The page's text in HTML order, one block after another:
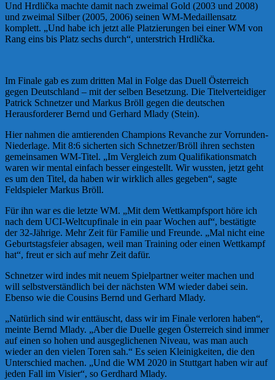
Und Hrdlička machte damit nach zweimal Gold (2003 und 2008)
und zweimal Silber (2005, 2006) seinen WM-Medaillensatz
komplett. „Und habe ich jetzt alle Platzierungen bei einer WM von
Rang eins bis Platz sechs durch“, unterstrich Hrdlička.
Im Finale gab es zum dritten Mal in Folge das Duell Österreich
gegen Deutschland – mit der selben Besetzung. Die Titelverteidiger
Patrick Schnetzer und Markus Bröll gegen die deutschen
Herausforderer Bernd und Gerhard Mlady (Stein).
Hier nahmen die amtierenden Champions Revanche zur Vorrunden-
Niederlage. Mit 8:6 sicherten sich Schnetzer/Bröll ihren sechsten
gemeinsamen WM-Titel. „Im Vergleich zum Qualifikationsmatch
waren wir mental einfach besser eingestellt. Wir wussten, jetzt geht
es um den Titel, da haben wir wirklich alles gegeben“, sagte
Feldspieler Markus Bröll.
Für ihn war es die letzte WM. „Mit dem Wettkampfsport höre ich
nach dem UCI-Weltcupfinale in ein paar Wochen auf“, bestätigte
der 32-Jährige. Mehr Zeit für Familie und Freunde. „Mal nicht eine
Geburtstagsfeier absagen, weil man Training oder einen Wettkampf
hat“, freut er sich auf mehr Zeit dafür.
Schnetzer wird indes mit neuem Spielpartner weiter machen und
will selbstverständlich bei der nächsten WM wieder dabei sein.
Ebenso wie die Cousins Bernd und Gerhard Mlady.
„Natürlich sind wir enttäuscht, dass wir im Finale verloren haben“,
meinte Bernd Mlady. „Aber die Duelle gegen Österreich sind immer
auf einen so hohen und ausgeglichenen Niveau, was man auch
wieder an den vielen Toren sah.“ Es seien Kleinigkeiten, die den
Unterschied machen. „Und die WM 2020 in Stuttgart haben wir auf
jeden Fall im Visier“, so Gerdhard Mlady.